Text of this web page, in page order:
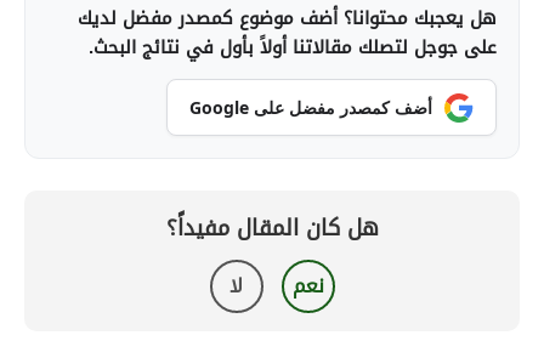
هل يعجبك محتوانا؟ أضف موضوع كمصدر مفضل لديك
على جوجل لتصلك مقالاتنا أولاً بأول في نتائج البحث.
أضف كمصدر مفضل على Google
هل كان المقال مفيداً؟
نعم لا